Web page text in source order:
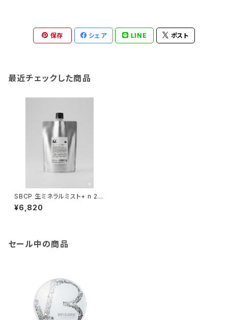
保存 シェア LINE ポスト
最近チェックした商品
SBCP 生ミネラルミスト+ n 20
0ml レフィル
¥6,820
セール中の商品